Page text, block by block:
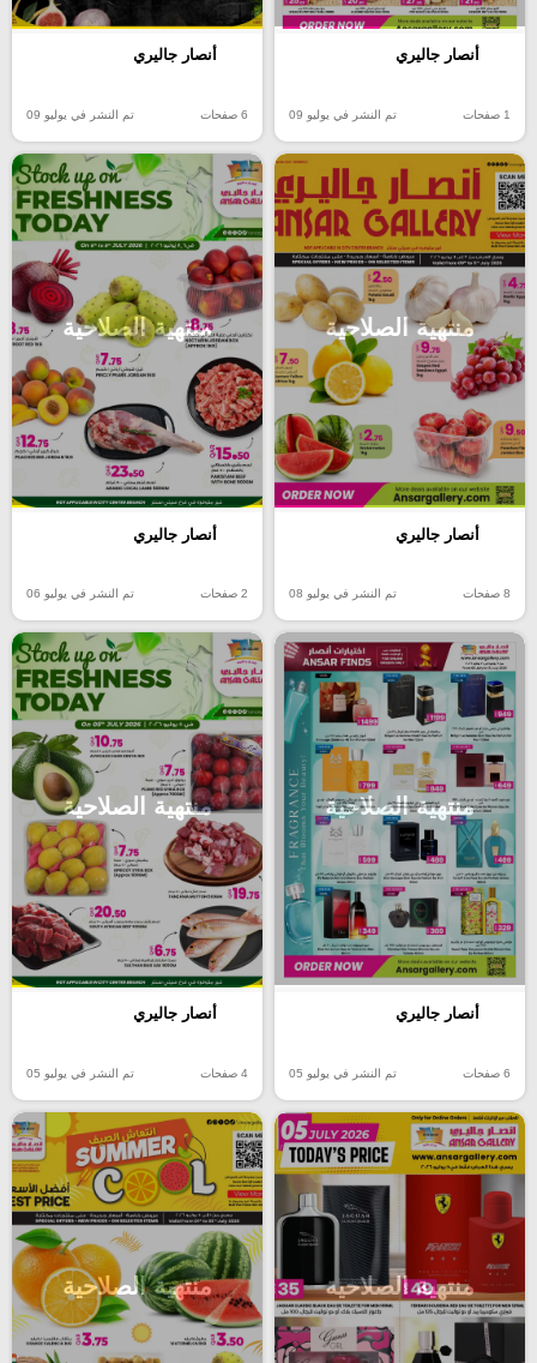
أنصار جاليري
1 صفحات تم النشر في يوليو 09
أنصار جاليري
6 صفحات تم النشر في يوليو 09
منتهية الصلاحية
أنصار جاليري
8 صفحات تم النشر في يوليو 08
منتهية الصلاحية
أنصار جاليري
2 صفحات تم النشر في يوليو 06
منتهية الصلاحية
أنصار جاليري
6 صفحات تم النشر في يوليو 05
منتهية الصلاحية
أنصار جاليري
4 صفحات تم النشر في يوليو 05
منتهية الصلاحية منتهية الصلاحية